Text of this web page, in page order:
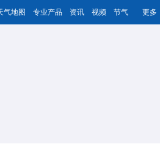
气地图 专业产品 资讯 视频 节气 更多